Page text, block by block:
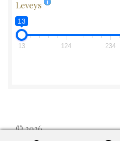
Leveys
13
13 124 234
© 2026